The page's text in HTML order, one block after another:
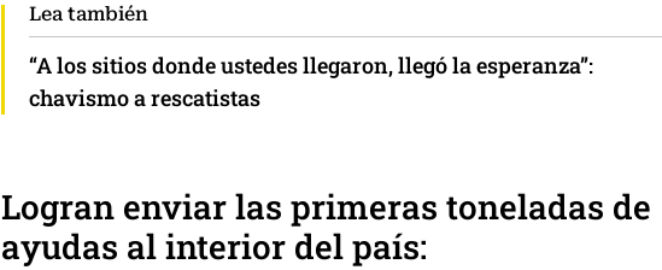
Lea también
“A los sitios donde ustedes llegaron, llegó la esperanza”:
chavismo a rescatistas
Logran enviar las primeras toneladas de
ayudas al interior del país: